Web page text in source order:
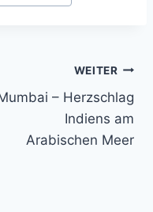
WEITER
– Herzschlag
Indiens am
Arabischen Meer